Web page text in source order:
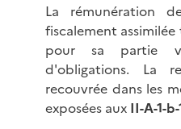
La rémunération
fiscalement
pour sa partie
d'obligations. La
recouvrée dans les
exposées aux II-A-1-b-